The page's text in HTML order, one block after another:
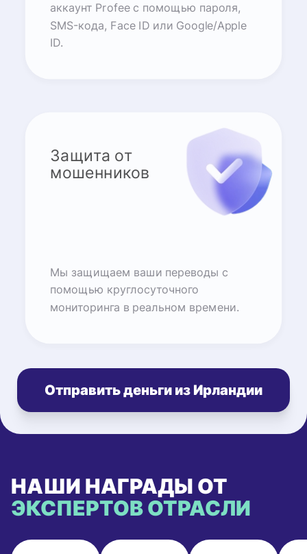
аккаунт Profee с помощью пароля,
SMS-кода, Face ID или Google/Apple
ID.
Защита от
мошенников
Мы защищаем ваши переводы с
помощью круглосуточного
мониторинга в реальном времени.
Отправить деньги из Ирландии
НАШИ НАГРАДЫ ОТ
ЭКСПЕРТОВ ОТРАСЛИ